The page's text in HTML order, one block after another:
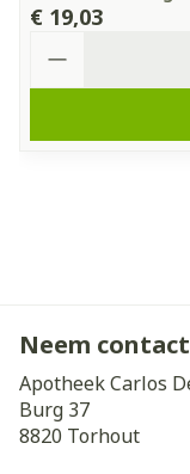
€ 19,03
Neem
Apotheek Carlos
Burg 37
8820 Torhout